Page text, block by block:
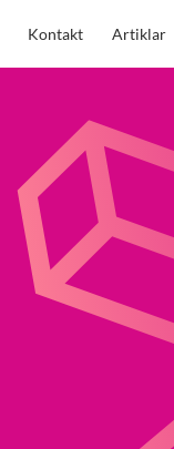
Kontakt Artiklar